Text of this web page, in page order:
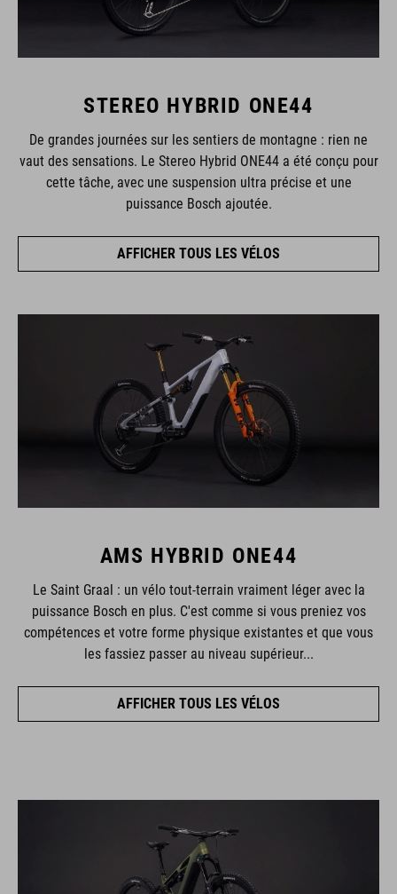
STEREO HYBRID ONE44
De grandes journées sur les sentiers de montagne : rien ne
vaut des sensations. Le Stereo Hybrid ONE44 a été conçu pour
cette tâche, avec une suspension ultra précise et une
puissance Bosch ajoutée.
AFFICHER TOUS LES VÉLOS
AMS HYBRID ONE44
Le Saint Graal : un vélo tout-terrain vraiment léger avec la
puissance Bosch en plus. C'est comme si vous preniez vos
compétences et votre forme physique existantes et que vous
les fassiez passer au niveau supérieur...
AFFICHER TOUS LES VÉLOS